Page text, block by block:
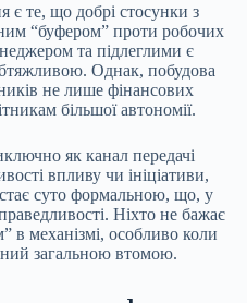
є те, що добрі стосунки з
“буфером” проти робочих
та підлеглими є
Однак, побудова
не лише фінансових
більшої автономії.
як канал передачі
впливу чи ініціативи,
стає суто формальною, що, у
Ніхто не бажає
в механізмі, особливо коли
загальною втомою.